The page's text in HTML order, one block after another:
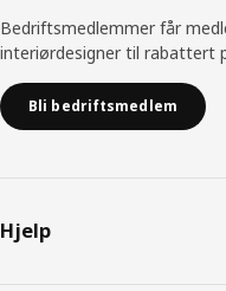
Bedriftsmedlemmer får
interiørdesigner til rabattert
Bli bedriftsmedlem
Hjelp